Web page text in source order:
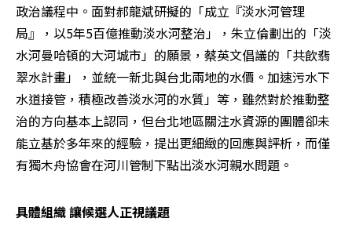
政治議程中。面對郝龍斌研擬的「成立『淡水河管理
局』，以5年5百億推動淡水河整治」，朱立倫劃出的「淡
水河曼哈頓的大河城市」的願景，蔡英文倡議的「共飲翡
翠水計畫」，並統一新北與台北兩地的水價。加速污水下
水道接管，積極改善淡水河的水質」等，雖然對於推動整
治的方向基本上認同，但台北地區關注水資源的團體卻未
能立基於多年來的經驗，提出更細緻的回應與評析，而僅
有獨木舟協會在河川管制下點出淡水河親水問題。
具體組織 讓候選人正視議題